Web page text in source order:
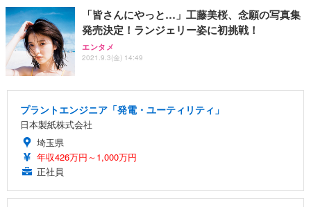
「皆さんにやっと…」工藤美桜、念願の写真集
発売決定！ランジェリー姿に初挑戦！
エンタメ
2021.9.3(金) 14:49
プラントエンジニア「発電・ユーティリティ」
日本製紙株式会社
埼玉県
年収426万円～1,000万円
正社員